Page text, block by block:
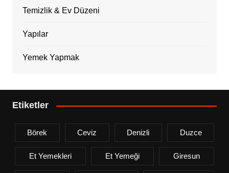
Temizlik & Ev Düzeni
Yapılar
Yemek Yapmak
Etiketler
Börek Ceviz Denizli Duzce
Et Yemekleri Et Yemeği Giresun